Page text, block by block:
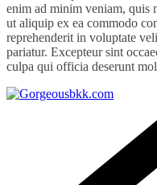
enim ad minim veniam, quis
ut aliquip ex ea commodo
reprehenderit in voluptate
pariatur. Excepteur sint
culpa qui officia deserunt